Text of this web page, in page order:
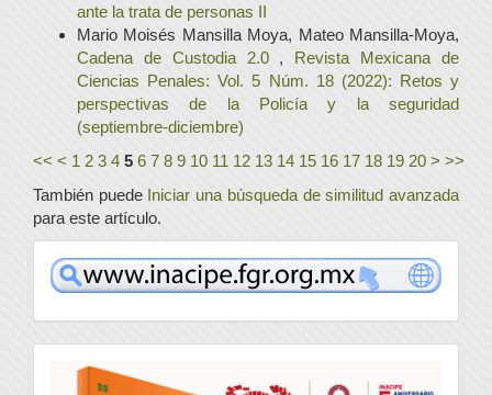
ante la trata de personas II
Mario Moisés Mansilla Moya, Mateo Mansilla-Moya,
Cadena de Custodia 2.0 , Revista Mexicana de
Ciencias Penales: Vol. 5 Núm. 18 (2022): Retos y
perspectivas de la Policía y la seguridad
(septiembre-diciembre)
<< < 1 2 3 4 5 6 7 8 9 10 11 12 13 14 15 16 17 18 19 20 > >>
También puede Iniciar una búsqueda de similitud avanzada
para este artículo.
www
convocatoria